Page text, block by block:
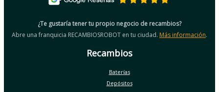
¿Te gustaría tener tu propio negocio de recambios?
Abre una franquicia RECAMBIOSROBOT en tu ciudad. Más información.
Recambios
Baterías
Depósitos